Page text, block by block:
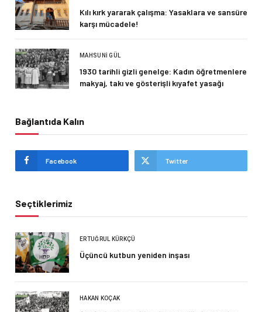
Kılı kırk yararak çalışma: Yasaklara ve sansüre
karşı mücadele!
MAHSUNI GÜL
1930 tarihli gizli genelge: Kadın öğretmenlere
makyaj, takı ve gösterişli kıyafet yasağı
Bağlantıda Kalın
Facebook Twitter
Seçtiklerimiz
ERTUĞRUL KÜRKÇÜ
Üçüncü kutbun yeniden inşası
HAKAN KOÇAK